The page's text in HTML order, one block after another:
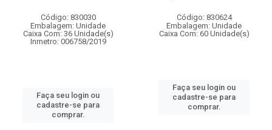
Código: 830030
Embalagem: Unidade
Caixa Com: 36 Unidade(s)
Inmetro: 006758/2019
Faça seu login ou
cadastre-se para
comprar.
Código: 830624
Embalagem: Unidade
Caixa Com: 60 Unidade(s)
Faça seu login ou
cadastre-se para
comprar.